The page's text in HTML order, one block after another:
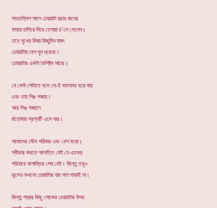
সাতচল্লিশ সালে চেয়ারটা দুচার জনের
মাথায় চাপিয়ে দিয়ে তেনারা চ’লে গেলেন।
তবে সুখের বিষয় কিছুদিন যাবৎ
চেয়ারটায় বেশ ঘুন ধরেছে।
চেয়ারটার একটা বৈশিষ্ট্য আছে।
যে কেউ সেটাতে বসে সে-ই মাতব্বর হয়ে যায়
এবং তার শিঙ গজায়।
আর শিঙ গজালে
গুঁতোবার প্রশ্নটি এসে যায়।
আমাদের যৌথ পরিবার এবং বেশ বড়ো।
স্বীকার করতে আপত্তি নেই যে এতবড়
পরিবারে অশান্তির শেষ নেই। কিন্তু তবুও
ভুলেও কখনো চেয়ারটার ধার পাশ মাড়াই না।
কিন্তু পাড়ার কিছু লোকের চেয়ারটার উপর